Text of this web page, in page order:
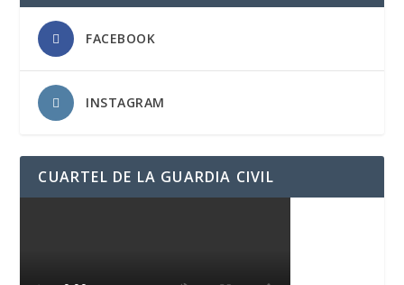
FACEBOOK
INSTAGRAM
CUARTEL DE LA GUARDIA CIVIL